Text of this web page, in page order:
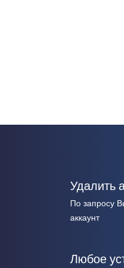
Удалить
По запросу
аккаунт
Любое